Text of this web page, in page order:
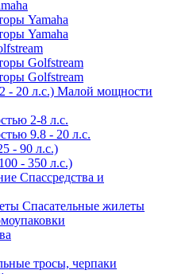
Yamaha
Yamaha
Golfstream
Golfstream
Малой мощности
2-8 л.с.
9.8 - 20 л.с.
- 90 л.с.)
- 350 л.с.)
Спассредства и
Спасательные жилеты
тросы, черпаки